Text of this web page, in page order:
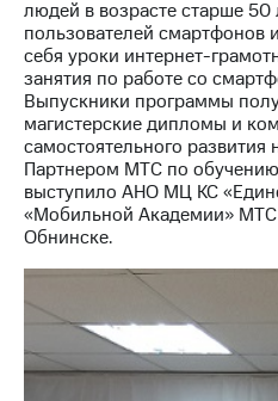
Достижения
Интервью
Финансовая
отчетность
Контакты
Новости
регионе
и акционерам
Корпоративное
управление
людей в возрасте старше
пользователей смартфонов
себя уроки интернет-
занятия по работе со
Выпускники программы
магистерские дипломы и
самостоятельного развития
Партнером МТС по
выступило АНО МЦ КС
«Мобильной Академии»
Обнинске.